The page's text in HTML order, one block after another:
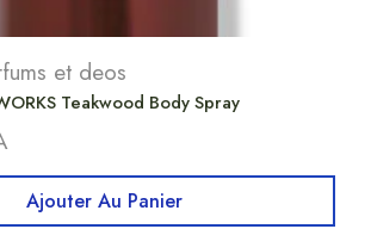
et deos
Teakwood Body Spray
Ajouter Au Panier